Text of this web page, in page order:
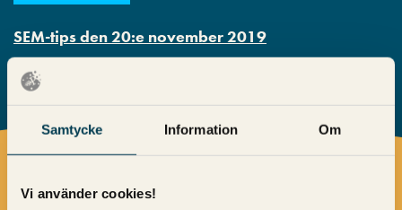
Samtycke Information Om
Vi använder cookies!
SEM-tips den 20:e november 2019
Träffa våra experter!